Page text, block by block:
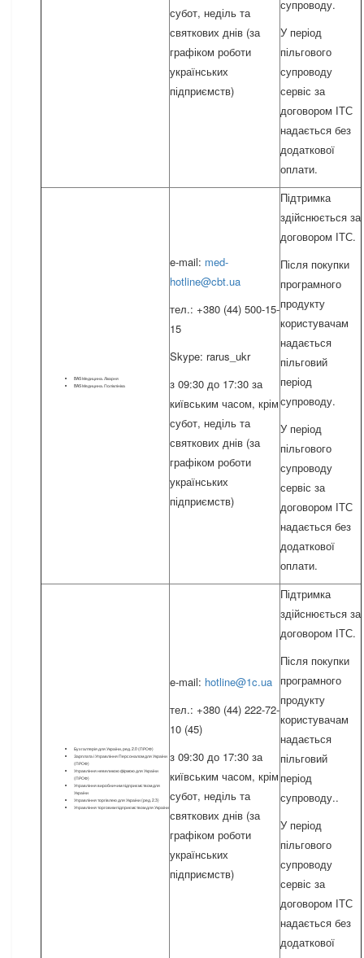
субот, неділь та
святкових днів (за
графіком роботи
українських
підприємств)
супроводу.
У період
пільгового
супроводу
сервіс за
договором ІТС
надається без
додаткової
оплати.
BAS Медицина. Лікарня
BAS Медицина. Поліклініка
e-mail: med-
hotline@cbt.ua
тел.: +380 (44) 500-15-
15
Skype: rarus_ukr
з 09:30 до 17:30 за
київським часом, крім
субот, неділь та
святкових днів (за
графіком роботи
українських
підприємств)
Підтримка
здійснюється за
договором ІТС.
Після покупки
програмного
продукту
користувачам
надається
пільговий
період
супроводу.
У період
пільгового
супроводу
сервіс за
договором ІТС
надається без
додаткової
оплати.
Бухгалтерія для України, ред. 2.0 (ПРОФ)
Зарплата і Управління Персоналом для України
(ПРОФ)
Управління невеликою фірмою для України
(ПРОФ)
Управління виробничим підприємством для
України
Управління торгівлею для України (ред. 2.3)
Управління торговим підприємством для України
e-mail: hotline@1c.ua
тел.: +380 (44) 222-72-
10 (45)
з 09:30 до 17:30 за
київським часом, крім
субот, неділь та
святкових днів (за
графіком роботи
українських
підприємств)
Підтримка
здійснюється за
договором ІТС.
Після покупки
програмного
продукту
користувачам
надається
пільговий
період
супроводу..
У період
пільгового
супроводу
сервіс за
договором ІТС
надається без
додаткової